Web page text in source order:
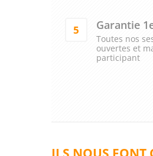
5 Garantie
Toutes nos
ouvertes et
participant